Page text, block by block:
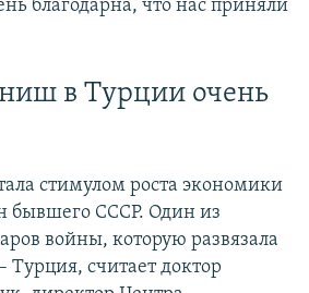
благодарна, что нас приняли
в Турции очень
стимулом роста экономики
бывшего СССР. Один из
войны, которую развязала
Турция, считает доктор